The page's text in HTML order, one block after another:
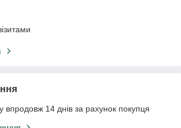
впродовж 14 днів за рахунок покупця